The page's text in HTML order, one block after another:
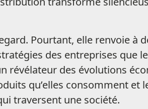
Pourtant, elle renvoie à
des entreprises que
des évolutions
qu’elles consomment et
traversent une société.